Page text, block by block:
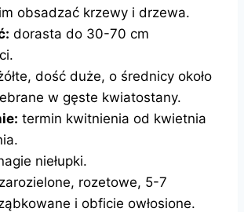
obsadzać krzewy i drzewa.
dorasta do 30-70 cm
dość duże, o średnicy około
w gęste kwiatostany.
termin kwitnienia od kwietnia
niełupki.
rozetowe, 5-7
i obficie owłosione.